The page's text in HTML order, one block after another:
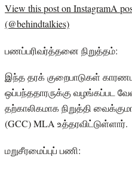
View this post on InstagramA
(@behindtalkies)
பணப்பரிவர்த்தனை நிறுத்தம்:
இந்த தரக் குறைபாடுகள்
ஒப்பந்ததாரருக்கு வழங்கப்பட
தற்காலிகமாக நிறுத்தி
(GCC) MLA உத்தரவிட்டுள்ளார்.
மறுசீரமைப்புப் பணி: